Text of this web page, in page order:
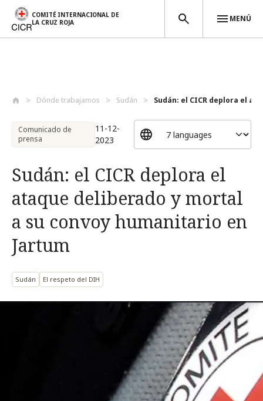
COMITÉ INTERNACIONAL DE
LA CRUZ ROJA
MENÚ
Dónde trabajamos Sudán Sudán: el CICR deplora el
Comunicado de
prensa
11-12-
2023
Sudán: el CICR deplora el
ataque deliberado y mortal
a su convoy humanitario en
Jartum
Sudán El respeto del DIH